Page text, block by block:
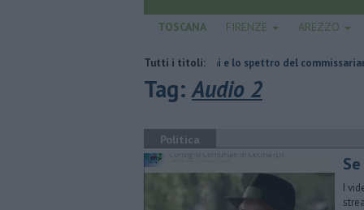
TOSCANA FIRENZE AREZZO
Tutti i titoli:
Retiambiente, il dopo Fortini e lo spettro del commissariamento
Tag:Audio 2
Politica
I